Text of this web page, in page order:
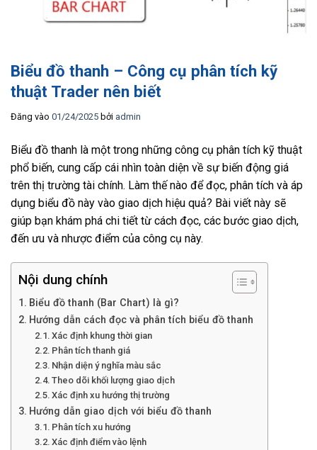
Biểu đồ thanh – Công cụ phân tích kỹ
thuật Trader nên biết
Đăng vào 01/24/2025 bởi admin
Biểu đồ thanh là một trong những công cụ phân tích kỹ thuật
phổ biến, cung cấp cái nhìn toàn diện về sự biến động giá
trên thị trường tài chính. Làm thế nào để đọc, phân tích và áp
dụng biểu đồ này vào giao dịch hiệu quả? Bài viết này sẽ
giúp bạn khám phá chi tiết từ cách đọc, các bước giao dịch,
đến ưu và nhược điểm của công cụ này.
Nội dung chính
Biểu đồ thanh (Bar Chart) là gì?
Hướng dẫn cách đọc và phân tích biểu đồ thanh
Xác định khung thời gian
Phân tích thanh giá
Nhận diện ý nghĩa màu sắc
Theo dõi khối lượng giao dịch
Xác định xu hướng thị trường
Hướng dẫn giao dịch với biểu đồ thanh
Phân tích xu hướng
Xác định điểm vào lệnh